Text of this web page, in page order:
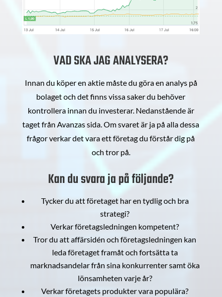
VAD SKA JAG ANALYSERA?
Innan du köper en aktie måste du göra en analys på
bolaget och det finns vissa saker du behöver
kontrollera innan du investerar. Nedanstående är
taget från Avanzas sida. Om svaret är ja på alla dessa
frågor verkar det vara ett företag du förstår dig på
och tror på.
Kan du svara ja på följande?
Tycker du att företaget har en tydlig och bra
strategi?
Verkar företagsledningen kompetent?
Tror du att affärsidén och företagsledningen kan
leda företaget framåt och fortsätta ta
marknadsandelar från sina konkurrenter samt öka
lönsamheten varje år?
Verkar företagets produkter vara populära?